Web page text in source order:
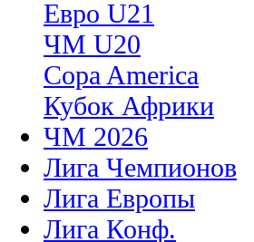
Евро U21
ЧМ U20
Copa America
Кубок Африки
ЧМ 2026
Лига Чемпионов
Лига Европы
Лига Конф.